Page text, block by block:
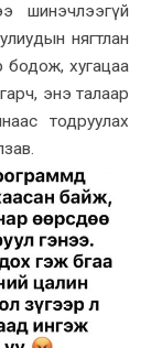
шинэчлээгүй
нягтлан
бодож, хугацаа
энэ талаар
тодруулах